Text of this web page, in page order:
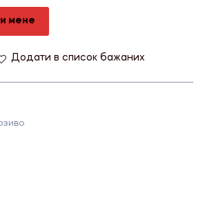
мене
Додати в список бажаних